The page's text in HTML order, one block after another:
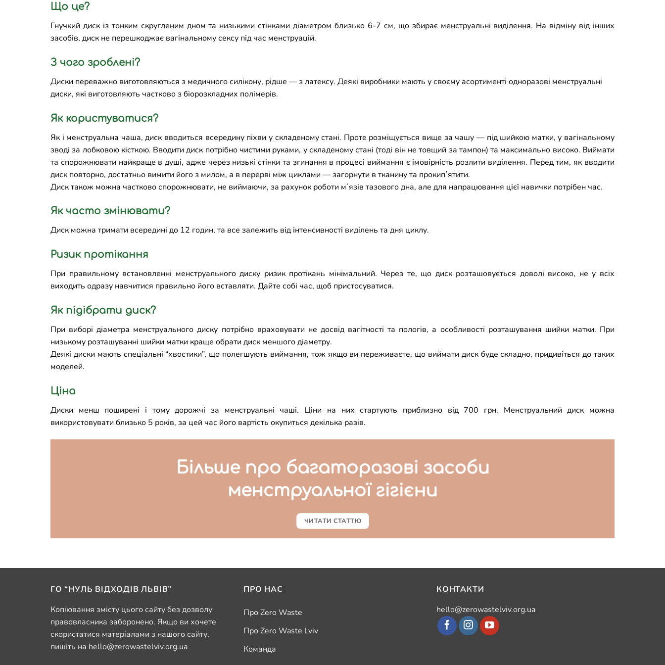
Що це?
Гнучкий диск із тонким скругленим дном та низькими стінками діаметром близько 6-7 см, що збирає менструальні виділення. На відміну від інших
засобів, диск не перешкоджає вагінальному сексу під час менструацій.
З чого зроблені?
Диски переважно виготовляються з медичного силікону, рідше —з латексу. Деякі виробники мають у своєму асортименті одноразові менструальні
диски, які виготовляють частково з біорозкладних полімерів.
Як користуватися?
Як і менструальна чаша, диск вводиться всередину піхви у складеному стані. Проте розміщується вище за чашу — під шийкою матки, у вагінальному
зводі за лобковою кісткою. Вводити диск потрібно чистими руками, у складеному стані (тоді він не товщий за тампон) та максимально високо. Виймати
та спорожнювати найкраще в душі, адже через низькі стінки та згинання в процесі виймання є імовірність розлити виділення. Перед тим, як вводити
диск повторно, достатньо вимити його з милом, а в перерві між циклами — загорнути в тканину та прокипʼятити.
Диск також можна частково спорожнювати, не виймаючи, за рахунок роботи мʼязів тазового дна, але для напрацювання цієї навички потрібен час.
Як часто змінювати?
Диск можна тримати всередині до 12 годин, та все залежить від інтенсивності виділень та дня циклу.
Ризик протікання
При правильному встановленні менструального диску ризик протікань мінімальний. Через те, що диск розташовується доволі високо, не у всіх
виходить одразу навчитися правильно його вставляти. Дайте собі час, щоб пристосуватися.
Як підібрати диск?
При виборі діаметра менструального диску потрібно враховувати не досвід вагітності та пологів, а особливості розташування шийки матки. При
низькому розташуванні шийки матки краще обрати диск меншого діаметру.
Деякі диски мають спеціальні “хвостики”, що полегшують виймання, тож якщо ви переживаєте, що виймати диск буде складно, придивіться до таких
моделей.
Ціна
Диски менш поширені і тому дорожчі за менструальні чаші. Ціни на них стартують приблизно від 700 грн. Менструальний диск можна
використовувати близько 5 років, за цей час його вартість окупиться декілька разів.
Більше про багаторазові засоби
менструальної гігієни
ЧИТАТИ СТАТТЮ
ГО “НУЛЬ ВІДХОДІВ ЛЬВІВ”
Копіювання змісту цього сайту без дозволу
правовласника заборонено. Якщо ви хочете
скористатися матеріалами з нашого сайту,
пишіть на hello@zerowastelviv.org.ua
ПРО НАС
Про Zero Waste
Про Zero Waste Lviv
Команда
КОНТАКТИ
hello@zerowastelviv.org.ua